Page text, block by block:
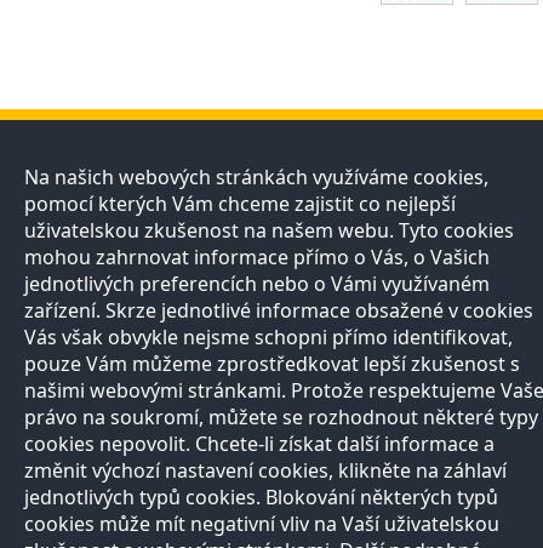
O projektu
Naši partneři
Razítková
samoobsluha
Autoři
Vědci
Zeptejte se
přírodovědců
FAQ
Výhody registrace
Registrace
Nabídka služeb
Registrace
Otevírací doba
Vše o nákupu
Reklamační řád
Všechny
kontakty
média
Copyright © 2013, Prirodovedci.cz jsou komunikačním projektemPřírodovědecké
fakultyUK v Praze. VytvořiloAndweb s.r.o. Mapa stránek
Na našich webových stránkách využíváme cookies,
pomocí kterých Vám chceme zajistit co nejlepší
uživatelskou zkušenost na našem webu. Tyto cookies
mohou zahrnovat informace přímo o Vás, o Vašich
jednotlivých preferencích nebo o Vámi využívaném
zařízení. Skrze jednotlivé informace obsažené v cookies
Vás však obvykle nejsme schopni přímo identifikovat,
pouze Vám můžeme zprostředkovat lepší zkušenost s
našimi webovými stránkami. Protože respektujeme Vaše
právo na soukromí, můžete se rozhodnout některé typy
cookies nepovolit. Chcete-li získat další informace a
změnit výchozí nastavení cookies, klikněte na záhlaví
jednotlivých typů cookies. Blokování některých typů
cookies může mít negativní vliv na Vaší uživatelskou